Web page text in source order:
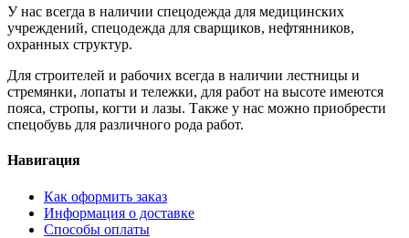
У нас всегда в наличии спецодежда для медицинских
учреждений, спецодежда для сварщиков, нефтянников,
охранных структур.
Для строителей и рабочих всегда в наличии лестницы и
стремянки, лопаты и тележки, для работ на высоте имеются
пояса, стропы, когти и лазы. Также у нас можно приобрести
спецобувь для различного рода работ.
Навигация
Как оформить заказ
Информация о доставке
Способы оплаты